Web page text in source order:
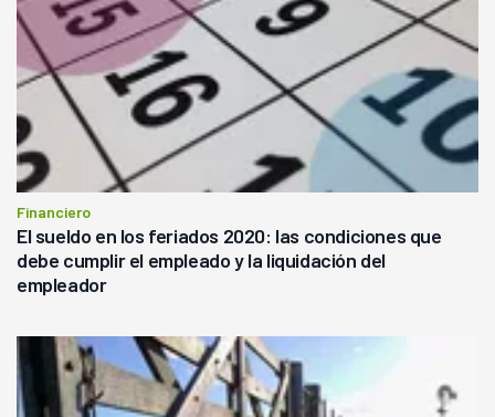
Financiero
El sueldo en los feriados 2020: las condiciones que
debe cumplir el empleado y la liquidación del
empleador